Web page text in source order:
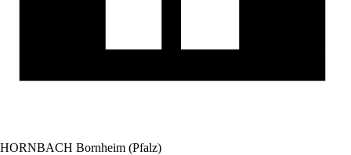
HORNBACH Bornheim (Pfalz)